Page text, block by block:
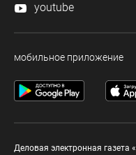
youtube
мобильное приложение
Деловая электронная газета